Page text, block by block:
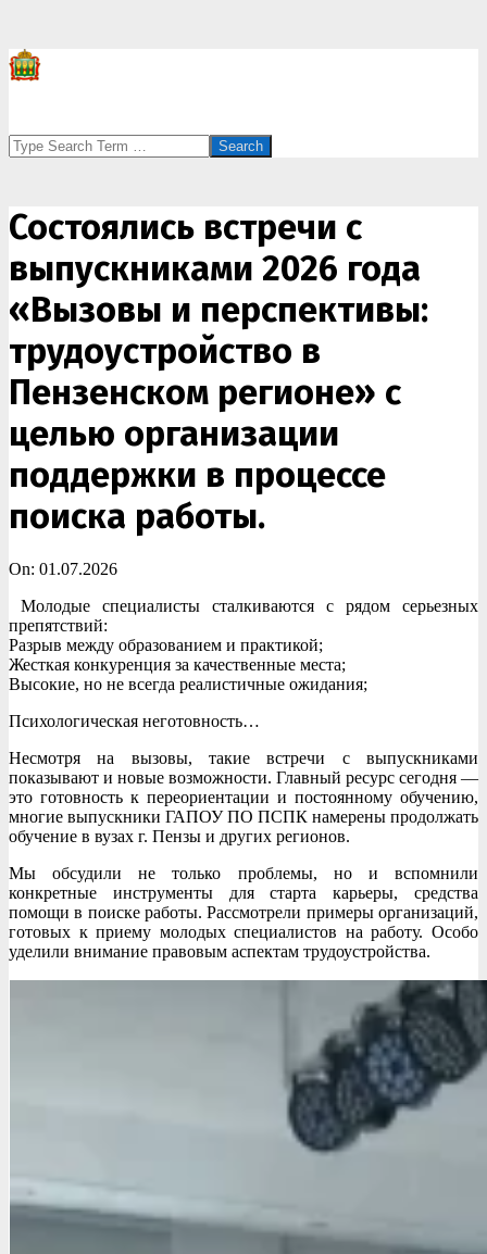
Search
Состоялись встречи с
выпускниками 2026 года
«Вызовы и перспективы:
трудоустройство в
Пензенском регионе» с
целью организации
поддержки в процессе
поиска работы.
On: 01.07.2026
Молодые специалисты сталкиваются с рядом серьезных
препятствий:
Разрыв между образованием и практикой;
Жесткая конкуренция за качественные места;
Высокие, но не всегда реалистичные ожидания;
Психологическая неготовность…
Несмотря на вызовы, такие встречи с выпускниками
показывают и новые возможности. Главный ресурс сегодня —
это готовность к переориентации и постоянному обучению,
многие выпускники ГАПОУ ПО ПСПК намерены продолжать
обучение в вузах г. Пензы и других регионов.
Мы обсудили не только проблемы, но и вспомнили
конкретные инструменты для старта карьеры, средства
помощи в поиске работы. Рассмотрели примеры организаций,
готовых к приему молодых специалистов на работу. Особо
уделили внимание правовым аспектам трудоустройства.